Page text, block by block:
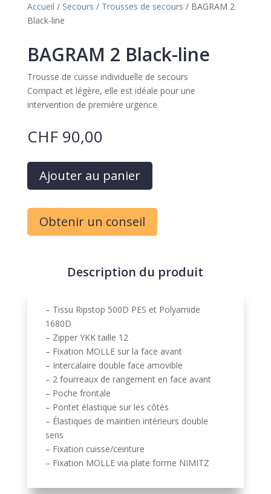
Accueil / Secours / Trousses de secours / BAGRAM 2
Black-line
BAGRAM 2 Black-line
Trousse de cuisse individuelle de secours
Compact et légère, elle est idéale pour une
intervention de première urgence
CHF90,00
Ajouter au panier
e
n
e
Obtenir un conseil
Description du produit
– Tissu Ripstop 500D PES et Polyamide
1680D
– Zipper YKK taille 12
– Fixation MOLLE sur la face avant
– Intercalaire double face amovible
– 2 fourreaux de rangement en face avant
– Poche frontale
– Pontet élastique sur les côtés
– Élastiques de maintien intérieurs double
sens
– Fixation cuisse/ceinture
– Fixation MOLLE via plate forme NIMITZ